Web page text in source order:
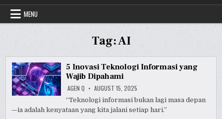
MENU
Tag:AI
5 Inovasi Teknologi Informasi yang
Wajib Dipahami
AGEN Q AUGUST 15, 2025
“Teknologi informasi bukan lagi masa depan
—ia adalah kenyataan yang kita jalani setiap hari.”